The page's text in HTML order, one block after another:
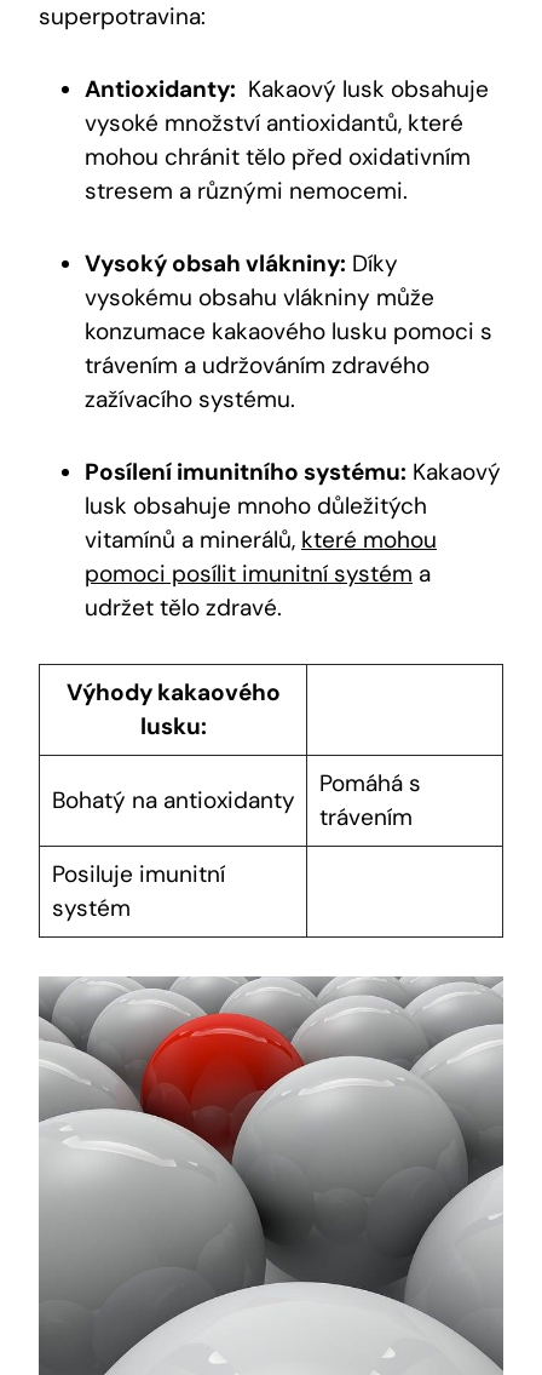
superpotravina:
Antioxidanty: ⁢ Kakaový lusk obsahuje
vysoké ‍množství antioxidantů, které
mohou chránit tělo před oxidativním
stresem⁢ a různými nemocemi.
Vysoký obsah vlákniny: Díky ​
vysokému obsahu ⁢vlákniny může
konzumace kakaového lusku pomoci s‌
trávením⁤ a udržováním zdravého
zažívacího systému.
Posílení imunitního systému: Kakaový
lusk obsahuje mnoho⁤ důležitých
vitamínů a minerálů, které mohou
pomoci posílit imunitní systém a
udržet⁤ tělo zdravé.
Výhody kakaového
⁤lusku:
Bohatý na ⁢antioxidanty
Pomáhá s
trávením
Posiluje imunitní
systém